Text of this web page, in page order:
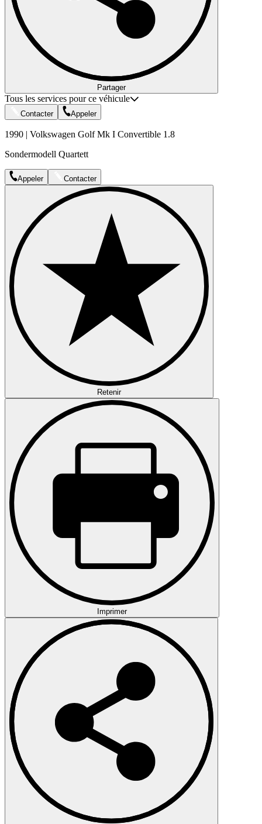
Partager
Tous les services pour ce véhicule
Contacter Appeler
1990 | Volkswagen Golf Mk I Convertible 1.8
Sondermodell Quartett
Appeler Contacter
Retenir
Imprimer